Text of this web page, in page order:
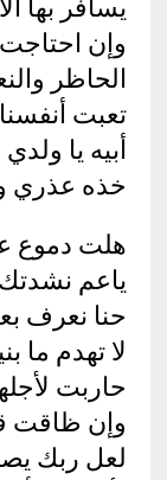
يسافر بها
وإن
الحاظر
تعبت
أبيه يا
خذه عذري
هلت دموع
ياعم نشدتك
حنا نعرف
لا تهدم ما
حاربت
وإن ظاقت
لعل ربك